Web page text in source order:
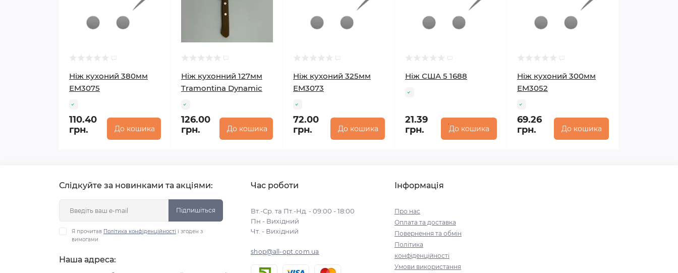
Ніж кухоний 380мм
EM3075
110.40
грн.
До кошика
Ніж кухонний 127мм
Tramontina Dynamic
126.00
грн.
До кошика
Ніж кухоний 325мм
EM3073
72.00
грн.
До кошика
Ніж США 5 1688
21.39
грн.
До кошика
Ніж кухоний 300мм
EM3052
69.26
грн.
До кошика
Слідкуйте за новинками та акціями:
Підпишіться
Я прочитав Політика конфіденційності і згоден з
вимогами
Наша адреса:
Час роботи
Вт.-Ср. та Пт.-Нд. - 09:00 - 18:00
Пн - Вихідний
Чт. - Вихідний
shop@all-opt.com.ua
Інформація
Про нас
Оплата та доставка
Повернення та обмін
Політика
конфіденційності
Умови використання